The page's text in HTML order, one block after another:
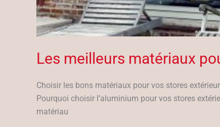
Les meilleurs matériaux
Choisir les bons matériaux pour vos stores
Pourquoi choisir l’aluminium pour vos stores
matériau